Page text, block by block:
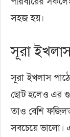
সহজ হয়।
সূরা
সূরা ইখলাস
ছোট হলেও এর
তাও বেশি
সবচেয়ে ভালো।